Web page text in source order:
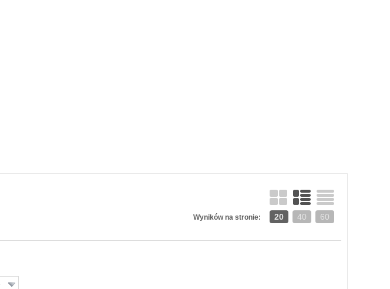
Wyników na stronie: 20 40 60